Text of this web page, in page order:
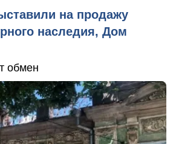
на продажу
наследия, Дом
обмен